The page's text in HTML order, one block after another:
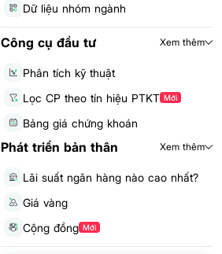
Dữ liệu nhóm ngành
Công cụ đầu tư Xem thêm
Phân tích kỹ thuật
Lọc CP theo tín hiệu PTKT Mới
Bảng giá chứng khoán
Phát triển bản thân Xem thêm
Lãi suất ngân hàng nào cao nhất?
Giá vàng
Cộng đồng Mới